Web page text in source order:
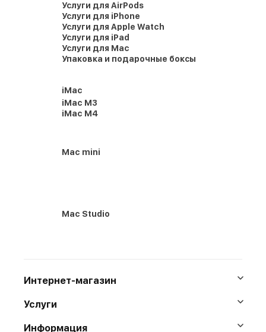
Услуги для AirPods
Услуги для iPhone
Услуги для Apple Watch
Услуги для iPad
Услуги для Mac
Упаковка и подарочные боксы
iMac
iMac M3
iMac M4
Mac mini
Mac Studio
Интернет-магазин
Услуги
Информация